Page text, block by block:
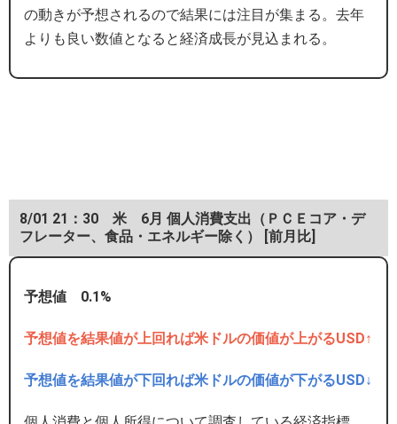
の動きが予想されるので結果には注目が集まる。去年
よりも良い数値となると経済成長が見込まれる。
8/01 21：30 米 6月 個人消費支出（ＰＣＥコア・デ
フレーター、食品・エネルギー除く） [前月比]
予想値 0.1%
予想値を結果値が上回れば米ドルの価値が上がるUSD↑
予想値を結果値が下回れば米ドルの価値が下がるUSD↓